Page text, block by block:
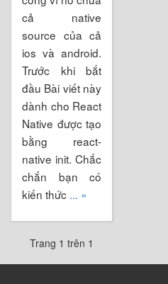
cả native
source của cả
ios và android.
Trước khi bắt
đầu Bài viết này
dành cho React
Native được tạo
bằng react-
native init. Chắc
chắn bạn có
kiến thức ... »
Trang 1 trên 1